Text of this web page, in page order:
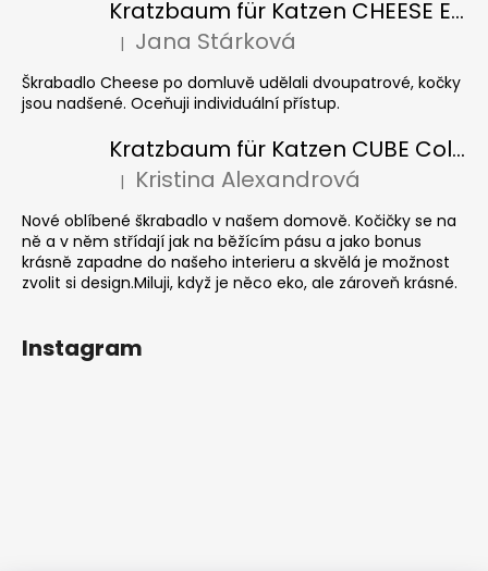
Kratzbaum für Katzen CHEESE ELIPSE colour
Die Produktbewertung beträgt 5 von 5 Sternen.
| Jana Stárková
Škrabadlo Cheese po domluvě udělali dvoupatrové, kočky
jsou nadšené. Oceňuji individuální přístup.
Kratzbaum für Katzen CUBE Colour
Die Produktbewertung beträgt 5 von 5 Sternen.
| Kristina Alexandrová
Nové oblíbené škrabadlo v našem domově. Kočičky se na
ně a v něm střídají jak na běžícím pásu a jako bonus
krásně zapadne do našeho interieru a skvělá je možnost
zvolit si design.Miluji, když je něco eko, ale zároveň krásné.
Instagram